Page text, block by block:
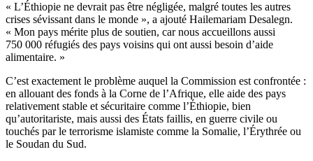
« L’Éthiopie ne devrait pas être négligée, malgré toutes les autres
crises sévissant dans le monde », a ajouté Hailemariam Desalegn.
« Mon pays mérite plus de soutien, car nous accueillons aussi
750 000 réfugiés des pays voisins qui ont aussi besoin d’aide
alimentaire. »
C’est exactement le problème auquel la Commission est confrontée :
en allouant des fonds à la Corne de l’Afrique, elle aide des pays
relativement stable et sécuritaire comme l’Éthiopie, bien
qu’autoritariste, mais aussi des États faillis, en guerre civile ou
touchés par le terrorisme islamiste comme la Somalie, l’Érythrée ou
le Soudan du Sud.